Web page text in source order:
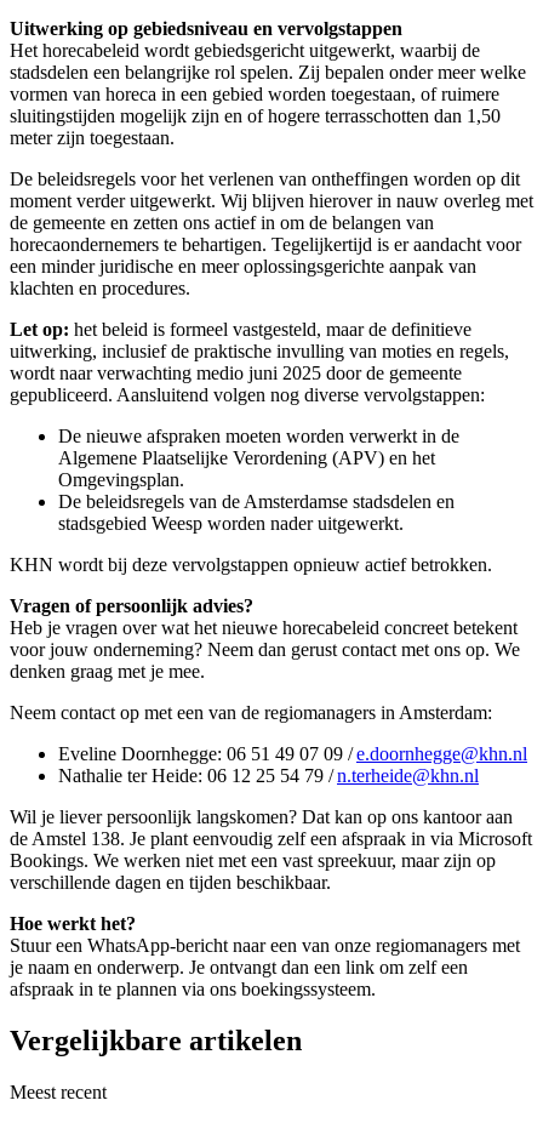
Uitwerking op gebiedsniveau en vervolgstappen
Het horecabeleid wordt gebiedsgericht uitgewerkt, waarbij de
stadsdelen een belangrijke rol spelen. Zij bepalen onder meer welke
vormen van horeca in een gebied worden toegestaan, of ruimere
sluitingstijden mogelijk zijn en of hogere terrasschotten dan 1,50
meter zijn toegestaan.
De beleidsregels voor het verlenen van ontheffingen worden op dit
moment verder uitgewerkt. Wij blijven hierover in nauw overleg met
de gemeente en zetten ons actief in om de belangen van
horecaondernemers te behartigen. Tegelijkertijd is er aandacht voor
een minder juridische en meer oplossingsgerichte aanpak van
klachten en procedures.
Let op: het beleid is formeel vastgesteld, maar de definitieve
uitwerking, inclusief de praktische invulling van moties en regels,
wordt naar verwachting medio juni 2025 door de gemeente
gepubliceerd. Aansluitend volgen nog diverse vervolgstappen:
De nieuwe afspraken moeten worden verwerkt in de
Algemene Plaatselijke Verordening (APV) en het
Omgevingsplan.
De beleidsregels van de Amsterdamse stadsdelen en
stadsgebied Weesp worden nader uitgewerkt.
KHN wordt bij deze vervolgstappen opnieuw actief betrokken.
Vragen of persoonlijk advies?
Heb je vragen over wat het nieuwe horecabeleid concreet betekent
voor jouw onderneming? Neem dan gerust contact met ons op. We
denken graag met je mee.
Neem contact op met een van de regiomanagers in Amsterdam:
Eveline Doornhegge: 06 51 49 07 09 /e.doornhegge@khn.nl
Nathalie ter Heide: 06 12 25 54 79 /n.terheide@khn.nl
Wil je liever persoonlijk langskomen? Dat kan op ons kantoor aan
de Amstel 138. Je plant eenvoudig zelf een afspraak in via Microsoft
Bookings. We werken niet met een vast spreekuur, maar zijn op
verschillende dagen en tijden beschikbaar.
Hoe werkt het?
Stuur een WhatsApp-bericht naar een van onze regiomanagers met
je naam en onderwerp. Je ontvangt dan een link om zelf een
afspraak in te plannen via ons boekingssysteem.
Vergelijkbare artikelen
Meest recent